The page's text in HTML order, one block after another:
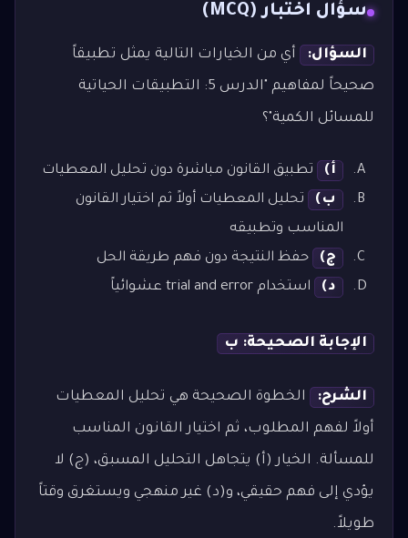
سؤال اختبار (MCQ)
السؤال: أي من الخيارات التالية يمثل تطبيقاً
صحيحاً لمفاهيم "الدرس 5: التطبيقات الحياتية
للمسائل الكمية"؟
أ)
تطبيق القانون مباشرة دون تحليل المعطيات
ب)
تحليل المعطيات أولاً ثم اختيار القانون
المناسب وتطبيقه
ج)
حفظ النتيجة دون فهم طريقة الحل
د)
استخدام trial and error عشوائياً
الإجابة الصحيحة: ب
الشرح: الخطوة الصحيحة هي تحليل المعطيات
أولاً لفهم المطلوب، ثم اختيار القانون المناسب
للمسألة. الخيار (أ) يتجاهل التحليل المسبق، (ج) لا
يؤدي إلى فهم حقيقي، و(د) غير منهجي ويستغرق وقتاً
طويلاً.